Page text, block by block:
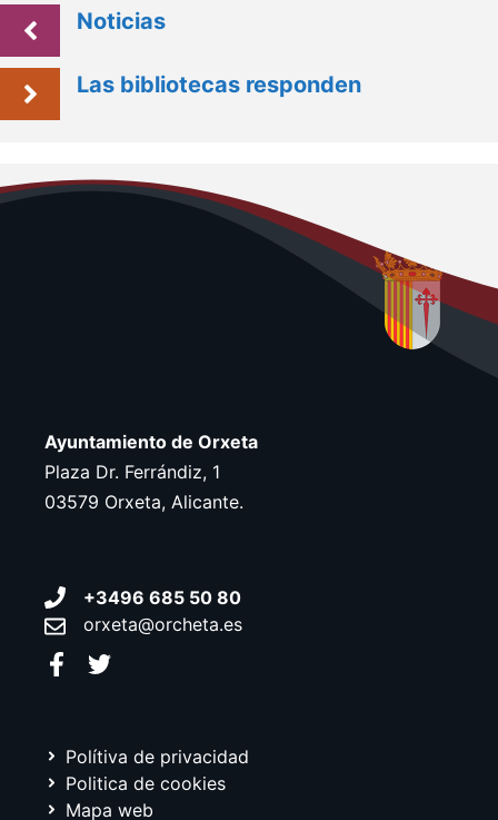
Noticias
Las bibliotecas responden
Ayuntamiento de Orxeta
Plaza Dr. Ferrándiz, 1
03579 Orxeta, Alicante.
+3496 685 50 80
orxeta@orcheta.es
Polítiva de privacidad
Politica de cookies
Mapa web